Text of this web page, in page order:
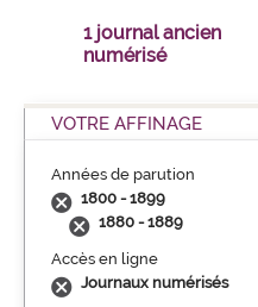
1 journal ancien
numérisé
VOTRE AFFINAGE
Années de parution
1800 - 1899
1880 - 1889
Accès en ligne
Journaux numérisés